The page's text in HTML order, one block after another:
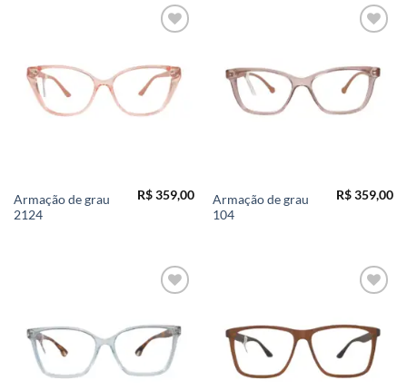
Armação de grau
2124
R$359,00
Armação de grau
104
R$359,00